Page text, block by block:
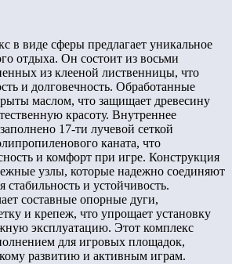
в виде сферы предлагает уникальное
отдыха. Он состоит из восьми
из клееной лиственницы, что
и долговечность. Обработанные
маслом, что защищает древесину
красоту. Внутреннее
17-ти лучевой сеткой
каната, что
и комфорт при игре. Конструкция
узлы, которые надежно соединяют
стабильность и устойчивость.
составные опорные дуги,
и крепеж, что упрощает установку
эксплуатацию. Этот комплекс
для игровых площадок,
развитию и активным играм.